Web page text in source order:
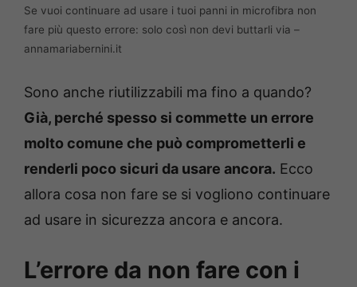
Se vuoi continuare ad usare i tuoi panni in microfibra non
fare più questo errore: solo così non devi buttarli via –
annamariabernini.it
Sono anche riutilizzabili ma fino a quando?
Già, perché spesso si commette un errore
molto comune che può comprometterli e
renderli poco sicuri da usare ancora. Ecco
allora cosa non fare se si vogliono continuare
ad usare in sicurezza ancora e ancora.
L’errore da non fare con i